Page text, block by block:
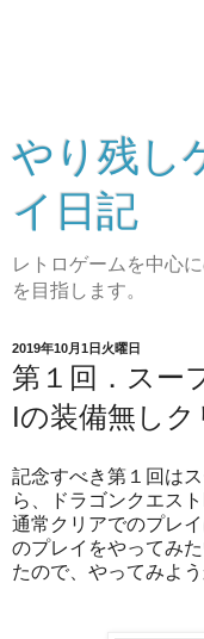
やり残し
イ日記
レトロゲームを中心
を目指します。
2019年10月1日火曜日
第１回．スー
Iの装備無しク
記念すべき第１回は
ら、ドラゴンクエス
通常クリアでのプレ
のプレイをやってみ
たので、やってみよ